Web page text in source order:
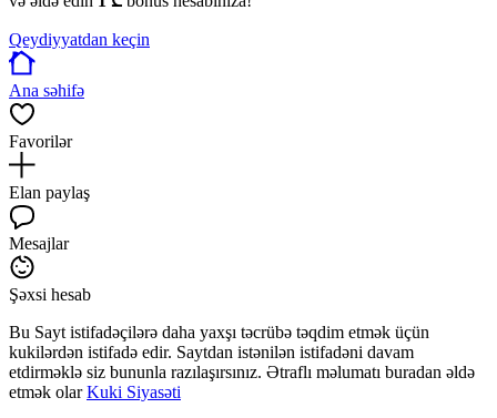
Qeydiyyatdan keçin
Ana səhifə
Favorilər
Elan paylaş
Mesajlar
Şəxsi hesab
Bu Sayt istifadəçilərə daha yaxşı təcrübə təqdim etmək üçün
kukilərdən istifadə edir. Saytdan istənilən istifadəni davam
etdirməklə siz bununla razılaşırsınız. Ətraflı məlumatı buradan əldə
etmək olarKuki Siyasəti